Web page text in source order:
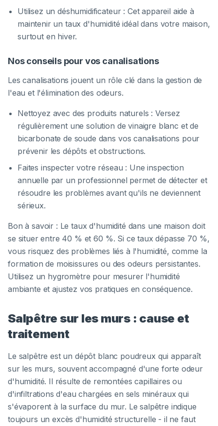
Utilisez un déshumidificateur : Cet appareil aide à
maintenir un taux d'humidité idéal dans votre maison,
surtout en hiver.
Nos conseils pour vos canalisations
Les canalisations jouent un rôle clé dans la gestion de
l'eau et l'élimination des odeurs.
Nettoyez avec des produits naturels : Versez
régulièrement une solution de vinaigre blanc et de
bicarbonate de soude dans vos canalisations pour
prévenir les dépôts et obstructions.
Faites inspecter votre réseau : Une inspection
annuelle par un professionnel permet de détecter et
résoudre les problèmes avant qu'ils ne deviennent
sérieux.
Bon à savoir : Le taux d'humidité dans une maison doit
se situer entre 40 % et 60 %. Si ce taux dépasse 70 %,
vous risquez des problèmes liés à l'humidité, comme la
formation de moisissures ou des odeurs persistantes.
Utilisez un hygromètre pour mesurer l'humidité
ambiante et ajustez vos pratiques en conséquence.
Salpêtre sur les murs : cause et
traitement
Le salpêtre est un dépôt blanc poudreux qui apparaît
sur les murs, souvent accompagné d'une forte odeur
d'humidité. Il résulte de remontées capillaires ou
d'infiltrations d'eau chargées en sels minéraux qui
s'évaporent à la surface du mur. Le salpêtre indique
toujours un excès d'humidité structurelle - il ne faut